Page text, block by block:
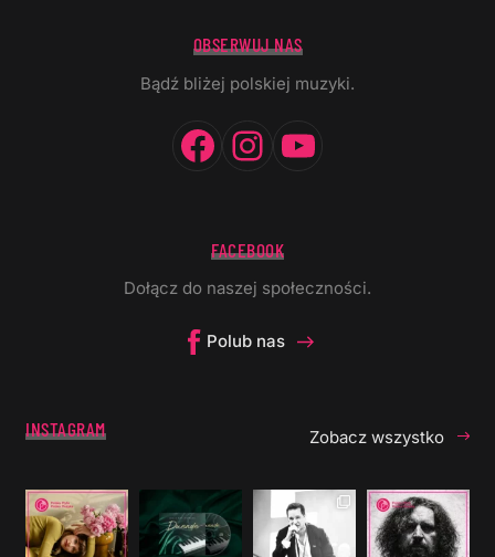
OBSERWUJ NAS
Bądź bliżej polskiej muzyki.
Facebook
Instagram
FACEBOOK
Dołącz do naszej społeczności.
Polub nas
INSTAGRAM Zobacz wszystko